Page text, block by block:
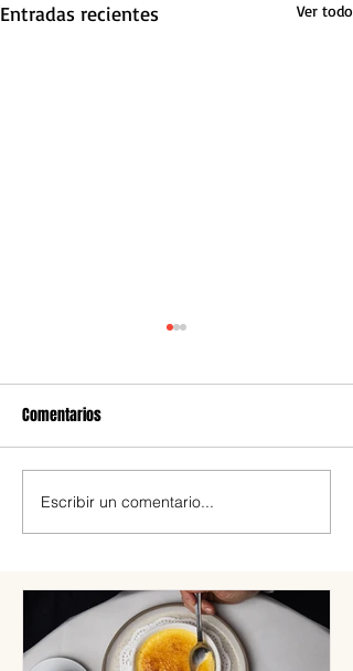
Entradas recientes Ver todo
Tortas fritas de Doña
Petrona: la receta original
Comentarios
Escribir un comentario...